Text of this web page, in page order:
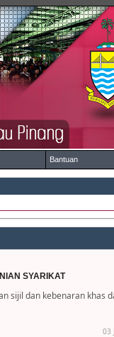
Bantuan
SYARIKAT
sijil dan kebenaran khas
03